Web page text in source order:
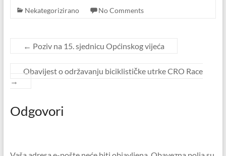
Nekategorizirano
No Comments
← Poziv na 15. sjednicu Općinskog vijeća
Obavijest o održavanju biciklističke utrke CRO Race
→
Odgovori